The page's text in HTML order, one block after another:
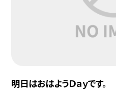
明日はおはようＤａｙです。